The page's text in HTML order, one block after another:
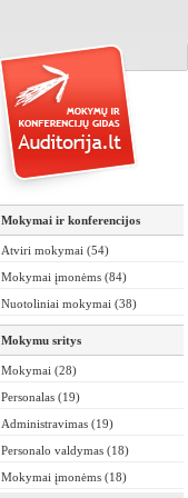
Mokymai ir konferencijos
Atviri mokymai (54)
Mokymai įmonėms (84)
Nuotoliniai mokymai (38)
Mokymu sritys
Mokymai (28)
Personalas (19)
Administravimas (19)
Personalo valdymas (18)
Mokymai įmonėms (18)